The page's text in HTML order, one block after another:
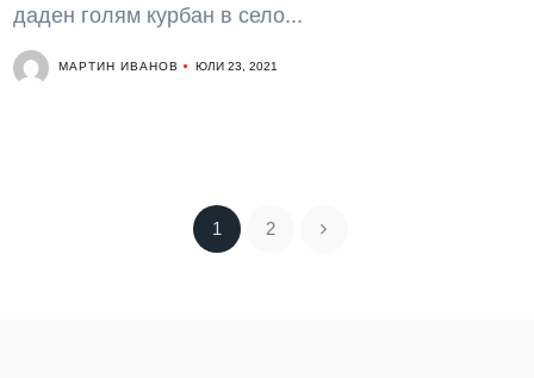
даден голям курбан в село...
МАРТИН ИВАНОВ ЮЛИ 23, 2021
1 2